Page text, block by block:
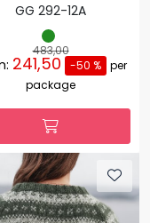
GG 292-12A
483,00
241,50 -50 % per
package